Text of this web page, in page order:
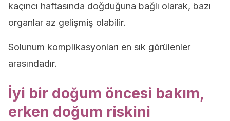
kaçıncı haftasında doğduğuna bağlı olarak, bazı
organlar az gelişmiş olabilir.
Solunum komplikasyonları en sık görülenler
arasındadır.
İyi bir doğum öncesi bakım,
erken doğum riskini